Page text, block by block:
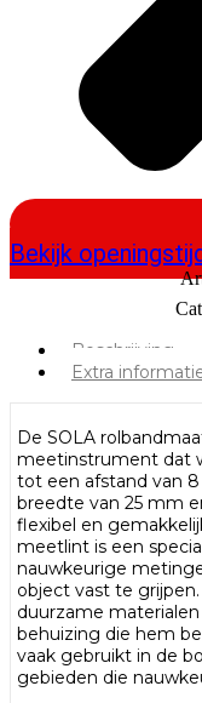
Bekijk
Beschrijving
Extra
De SOLA
meetinstrument dat
tot een afstand van
breedte van 25 mm
flexibel en
meetlint is een
nauwkeurige
object vast te
duurzame
behuizing die hem
vaak gebruikt in de
gebieden die